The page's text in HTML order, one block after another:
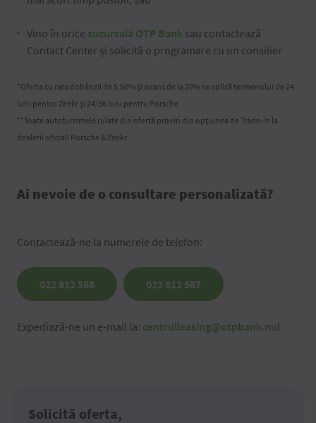
Vino în orice sucursală OTP Bank sau contactează
Contact Center și solicită o programare cu un consilier
*Oferta cu rata dobânzii de 5,50% și avans de la 20% se aplică termenului de 24
luni pentru Zeekr și 24/36 luni pentru Porsche
**Toate autoturismele rulate din ofertă provin din opțiunea de Trade-In la
dealerii oficiali Porsche & Zeekr
Ai nevoie de o consultare personalizată?
Contactează-ne la numerele de telefon:
022 812 588 022 812 587
Expediază-ne un e-mail la: centrulleasing@otpbank.md
Solicită oferta,